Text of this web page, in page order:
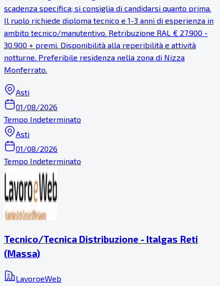
scadenza specifica; si consiglia di candidarsi quanto prima.
Il ruolo richiede diploma tecnico e 1-3 anni di esperienza in
ambito tecnico/manutentivo. Retribuzione RAL € 27.900 -
30.900 + premi. Disponibilità alla reperibilità e attività
notturne. Preferibile residenza nella zona di Nizza
Monferrato.
Asti
01/08/2026
Tempo Indeterminato
Asti
01/08/2026
Tempo Indeterminato
Tecnico/Tecnica Distribuzione - Italgas Reti
(Massa)
LavoroeWeb